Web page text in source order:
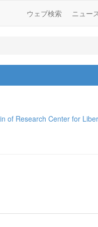
ウェブ検索 ニュー
of Research Center for